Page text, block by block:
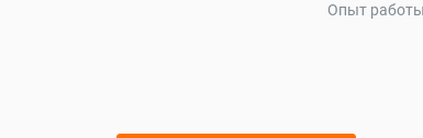
Опыт